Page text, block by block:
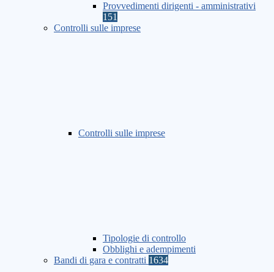
Provvedimenti dirigenti - amministrativi
151
Controlli sulle imprese
Controlli sulle imprese
Tipologie di controllo
Obblighi e adempimenti
Bandi di gara e contratti 1634